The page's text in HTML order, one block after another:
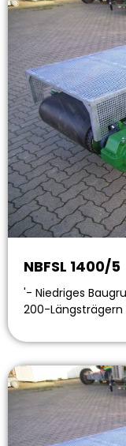
NBFSL 1400/5
'- Niedriges
200-